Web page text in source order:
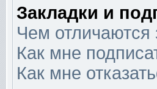
Закладки и
Чем отличаются
Как мне
Как мне